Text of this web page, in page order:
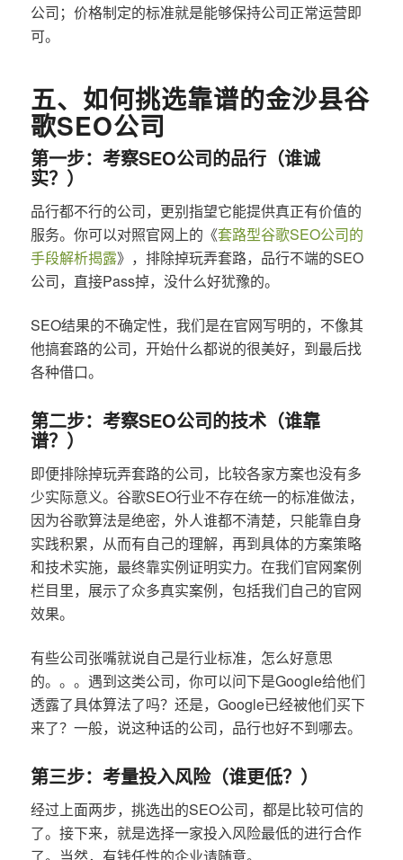
公司；价格制定的标准就是能够保持公司正常运营即
可。
五、如何挑选靠谱的金沙县谷
歌SEO公司
第一步：考察SEO公司的品行（谁诚
实？）
品行都不行的公司，更别指望它能提供真正有价值的
服务。你可以对照官网上的《套路型谷歌SEO公司的
手段解析揭露》，排除掉玩弄套路，品行不端的SEO
公司，直接Pass掉，没什么好犹豫的。
SEO结果的不确定性，我们是在官网写明的，不像其
他搞套路的公司，开始什么都说的很美好，到最后找
各种借口。
第二步：考察SEO公司的技术（谁靠
谱？）
即便排除掉玩弄套路的公司，比较各家方案也没有多
少实际意义。谷歌SEO行业不存在统一的标准做法，
因为谷歌算法是绝密，外人谁都不清楚，只能靠自身
实践积累，从而有自己的理解，再到具体的方案策略
和技术实施，最终靠实例证明实力。在我们官网案例
栏目里，展示了众多真实案例，包括我们自己的官网
效果。
有些公司张嘴就说自己是行业标准，怎么好意思
的。。。遇到这类公司，你可以问下是Google给他们
透露了具体算法了吗？还是，Google已经被他们买下
来了？一般，说这种话的公司，品行也好不到哪去。
第三步：考量投入风险（谁更低？）
经过上面两步，挑选出的SEO公司，都是比较可信的
了。接下来，就是选择一家投入风险最低的进行合作